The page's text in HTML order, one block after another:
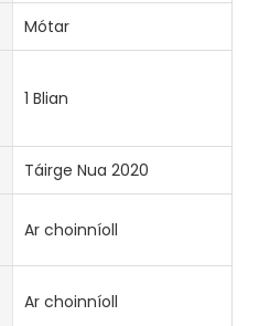
Mótar
1 Blian
Táirge Nua 2020
Ar choinníoll
Ar choinníoll